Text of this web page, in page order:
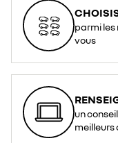
parmi les
vous
un
meilleurs